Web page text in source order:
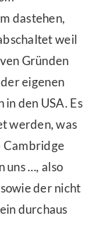
dastehen,
weil
Gründen
eigenen
den USA. Es
werden, was
Cambridge
uns …, also
der nicht
durchaus